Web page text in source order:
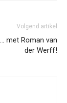
Volgend artikel
met Roman van
der Werff!